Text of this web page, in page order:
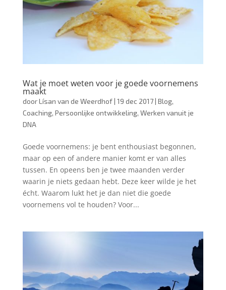
Wat je moet weten voor je goede voornemens
maakt
doorLísan van de Weerdhof| 19 dec 2017| Blog,
Coaching, Persoonlijke ontwikkeling, Werken vanuit je
DNA
Goede voornemens: je bent enthousiast begonnen,
maar op een of andere manier komt er van alles
tussen. En opeens ben je twee maanden verder
waarin je niets gedaan hebt. Deze keer wilde je het
écht. Waarom lukt het je dan niet die goede
voornemens vol te houden? Voor...